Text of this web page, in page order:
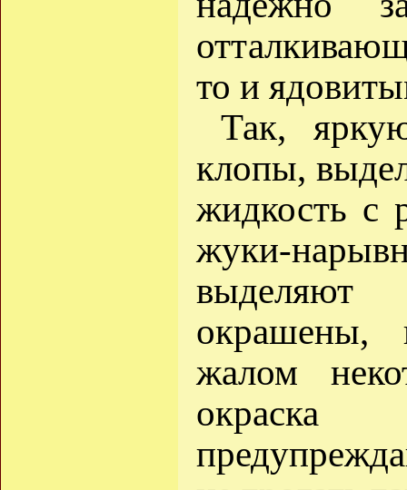
то и
Так,
клопы,
жидкость с
жуки-
выделяют
окрашены,
жалом